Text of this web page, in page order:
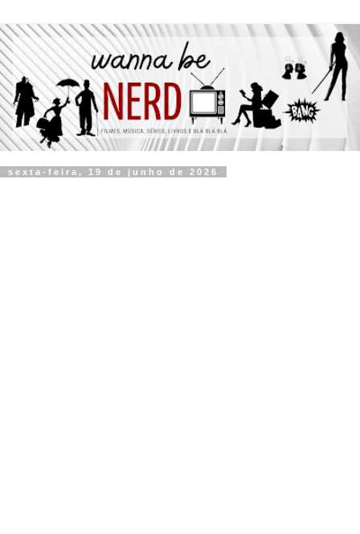
sexta-feira, 19 de junho de 2026